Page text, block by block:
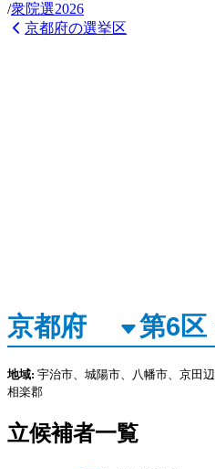
/衆院選2026
京都府の選挙区
地域: 宇治市、城陽市、八幡市、京田
相楽郡
立候補者一覧